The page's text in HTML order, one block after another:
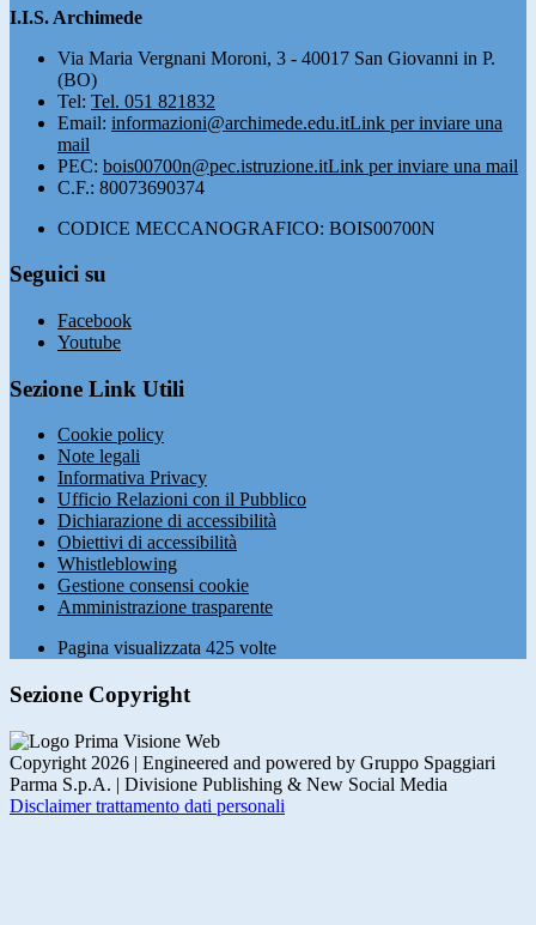
I.I.S. Archimede
Via Maria Vergnani Moroni, 3 - 40017 San Giovanni in P.
(BO)
Tel: Tel. 051 821832
Email: informazioni@archimede.edu.itLink per inviare una
mail
PEC: bois00700n@pec.istruzione.itLink per inviare una mail
C.F.: 80073690374
CODICE MECCANOGRAFICO: BOIS00700N
Seguici su
Facebook
Youtube
Sezione Link Utili
Cookie policy
Note legali
Informativa Privacy
Ufficio Relazioni con il Pubblico
Dichiarazione di accessibilità
Obiettivi di accessibilità
Whistleblowing
Gestione consensi cookie
Amministrazione trasparente
Pagina visualizzata 425 volte
Sezione Copyright
Copyright 2026 | Engineered and powered by Gruppo Spaggiari
Parma S.p.A. | Divisione Publishing & New Social Media
Disclaimer trattamento dati personali